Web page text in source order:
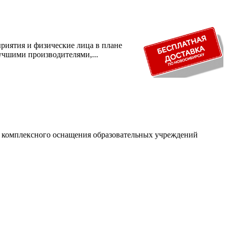
и физические лица в плане
производителями,...
оснащения образовательных учреждений